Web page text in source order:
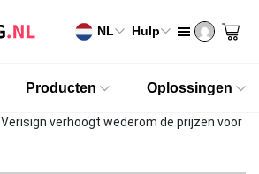
Producten Oplossingen
NL Hulp
Verisign verhoogt wederom de prijzen voor